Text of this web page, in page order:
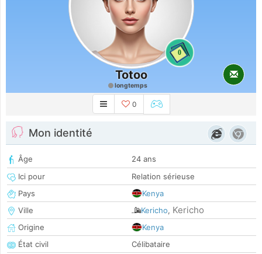
0
Totoo
longtemps
0
Mon identité
Âge
24 ans
Ici pour
Relation sérieuse
Pays
Kenya
Ville
Kericho, Kericho
Origine
Kenya
État civil
Célibataire